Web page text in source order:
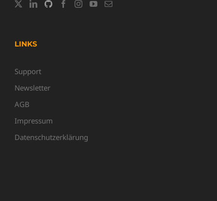
LINKS
Support
Newsletter
AGB
Impressum
Datenschutzerklärung